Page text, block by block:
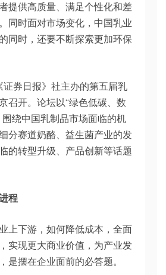
提供高质量、满足个性化和差
同时面对市场变化，中国乳业
同时，还要不断探索更加环保
券日报》社主办的第五届乳
召开。论坛以“绿色低碳、数
围绕中国乳制品市场面临的机
分赛道奶酪、益生菌产业的发
的转型升级、产品创新等话题
程
上下游，如何降低成本，全面
实现更大商业价值，为产业发
是摆在企业面前的必答题。